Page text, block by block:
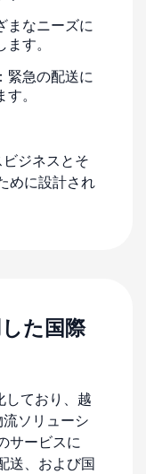
まなニーズに
す。
：緊急の配送に
。
ジネスとそ
めに設計され
た国際
しており、越
ソリューシ
サービスに
送、および国